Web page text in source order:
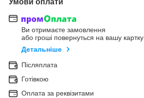
Ви отримаєте замовлення
або гроші повернуться на вашу картку
Детальніше
Післяплата
Готівкою
Оплата за реквізитами